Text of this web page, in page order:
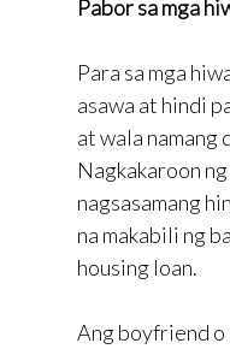
Pabor sa mga
Para sa mga
asawa at hindi
at wala namang
Nagkakaroon
nagsasamang
na makabili ng
housing loan.
Ang boyfriend